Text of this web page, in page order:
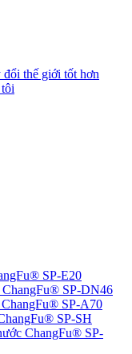
thế giới tốt hơn
SP-E20
ChangFu® SP-DN46
SP-A70
SP-SH
ChangFu® SP-